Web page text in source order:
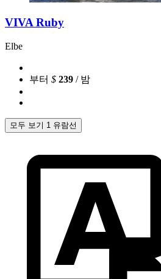
VIVA Ruby
Elbe
부터 $ 239 / 밤
모두 보기 1 유람선